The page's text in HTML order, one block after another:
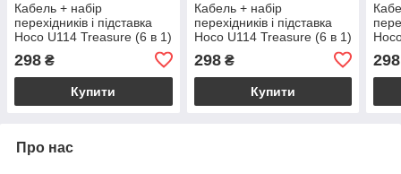
Кабель + набір
перехідників і підставка
Hoco U114 Treasure (6 в 1)
298 ₴
Купити
Кабель + набір
перехідників і підставка
Hoco U114 Treasure (6 в 1)
298₴
Купити
298
Про нас